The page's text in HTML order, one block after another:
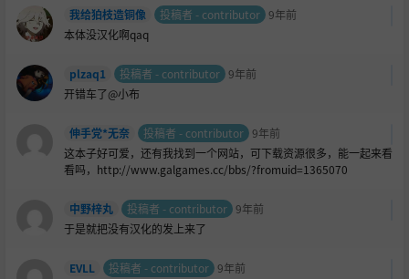
我给狛枝造铜像 投稿者 - contributor 9年前
本体没汉化啊qaq
plzaq1 投稿者 - contributor 9年前
开错车了@小布
伸手党*无奈 投稿者 - contributor 9年前
这本子好可爱，还有我找到一个网站，可下载资源很多，能一起来看
看吗，http://www.galgames.cc/bbs/?fromuid=1365070
中野梓丸 投稿者 - contributor 9年前
于是就把没有汉化的发上来了
EVLL 投稿者 - contributor 9年前